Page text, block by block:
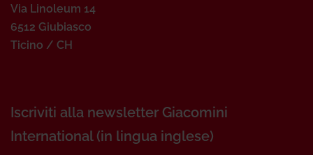
Via Linoleum 14
6512 Giubiasco
Ticino / CH
Iscriviti alla newsletter Giacomini
International (in lingua inglese)